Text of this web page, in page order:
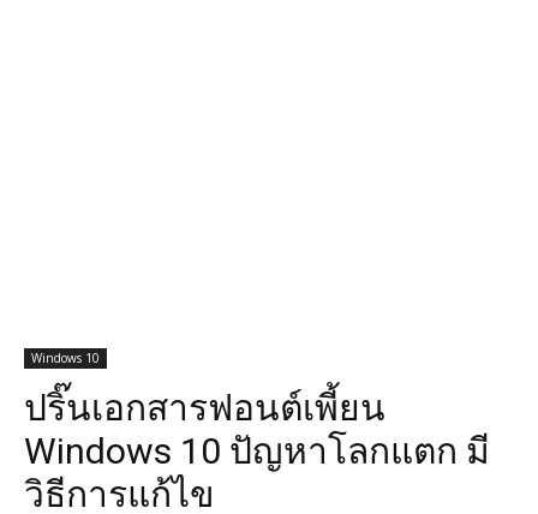
Windows 10
ปริ๊นเอกสารฟอนต์เพี้ยน
Windows 10 ปัญหาโลกแตก มี
วิธีการแก้ไข